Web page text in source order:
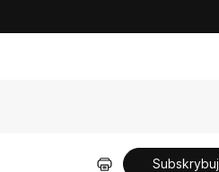
Subskrybuj